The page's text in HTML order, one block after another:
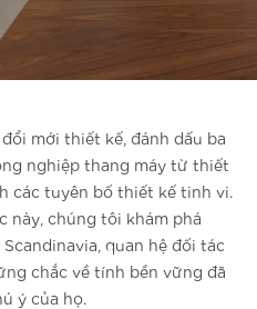
VI
mới thiết kế, đánh dấu ba
nghiệp thang máy từ thiết
các tuyên bố thiết kế tinh vi.
này, chúng tôi khám phá
quan hệ đối tác
chắc về tính bền vững đã
ý của họ.